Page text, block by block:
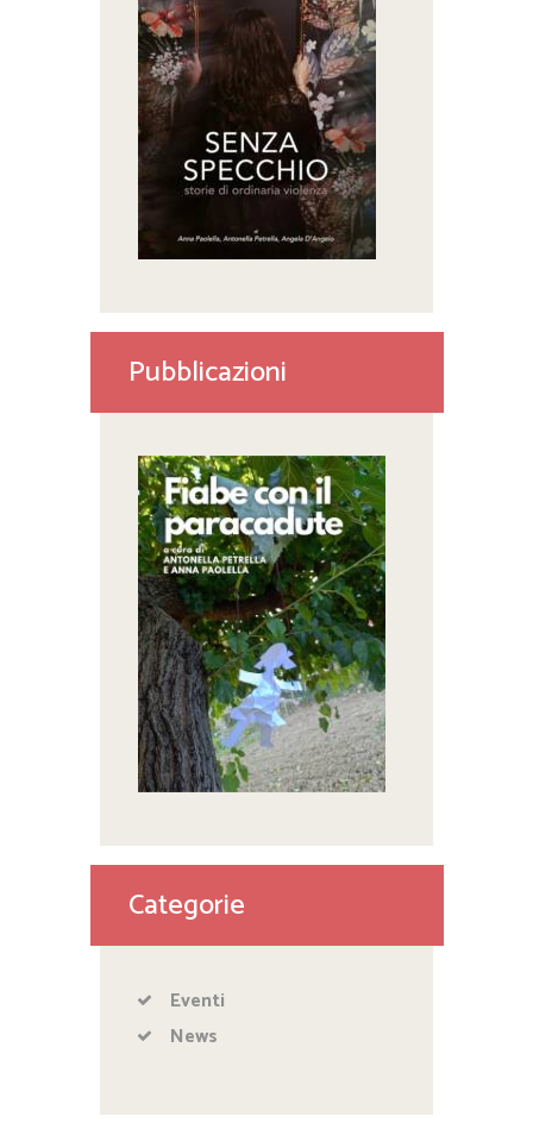
Pubblicazioni
Categorie
Eventi
News